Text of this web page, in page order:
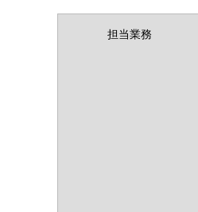
担当業務